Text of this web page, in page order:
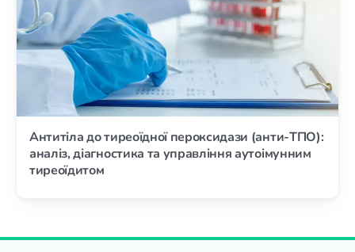
Антитіла до тиреоїдної пероксидази (анти-ТПО):
аналіз, діагностика та управління аутоімунним
тиреоїдитом